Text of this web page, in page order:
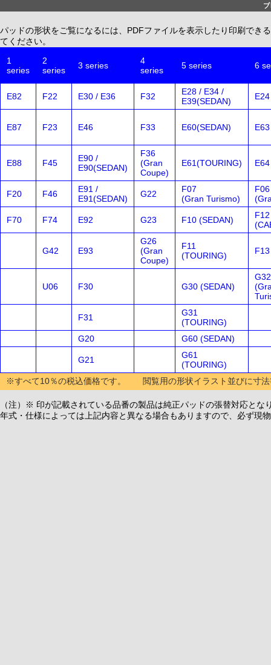
パッドの形状をご覧になるには、PDFファイルを表示したり印刷でき
てください。
1
series
2
series
3 series
4
series
5 series 6
E82 F22 E30 / E36 F32
E28 / E34 /
E39(SEDAN)
E24
E87 F23 E46 F33 E60(SEDAN) E63
E88 F45
E90 /
E90(SEDAN)
F36
(Gran
Coupe)
E61(TOURING) E64
F20 F46
E91 /
E91(SEDAN)
G22
F07
(Gran Turismo)
F06
F70 F74 E92 G23 F10 (SEDAN)
F12
G42 E93
G26
(Gran
Coupe)
F11
(TOURING)
U06 F30 G30 (SEDAN)
G32
F31
G31
(TOURING)
G20
G60 (SEDAN)
G21
G61
(TOURING)
※すべて10％の税込価格です。 閲覧用の形状イラスト並びに寸法
（注）※ 印が記載されている品番の製品は純正パッドの張替対応とな
年式・仕様によっては上記内容と異なる場合もありますので、必ず現